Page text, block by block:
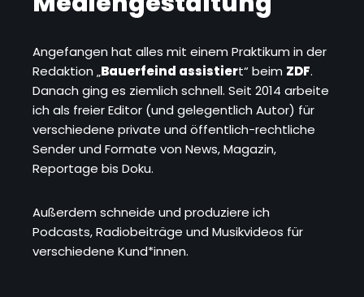
Angefangen hat alles mit einem Praktikum in der
Redaktion „Bauerfeind assistiert“ beim ZDF.
Danach ging es ziemlich schnell. Seit 2014 arbeite
ich als freier Editor (und gelegentlich Autor) für
verschiedene private und öffentlich-rechtliche
Sender und Formate von News, Magazin,
Reportage bis Doku.
Außerdem schneide und produziere ich
Podcasts, Radiobeiträge und Musikvideos für
verschiedene Kund*innen.